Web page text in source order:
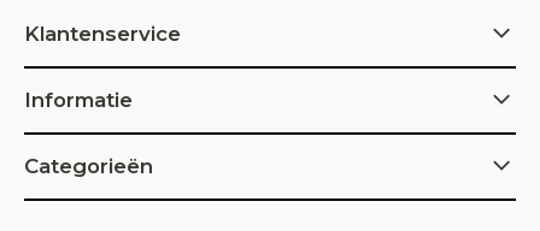
Klantenservice
Informatie
Categorieën